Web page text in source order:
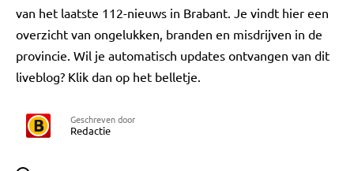
van het laatste 112-nieuws in Brabant. Je vindt hier een
overzicht van ongelukken, branden en misdrijven in de
provincie. Wil je automatisch updates ontvangen van dit
liveblog? Klik dan op het belletje.
Geschreven door
Redactie